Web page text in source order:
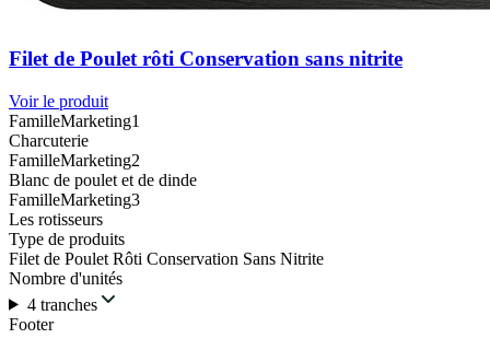
Filet de Poulet rôti Conservation sans nitrite
Voir le produit
FamilleMarketing1
Charcuterie
FamilleMarketing2
Blanc de poulet et de dinde
FamilleMarketing3
Les rotisseurs
Type de produits
Filet de Poulet Rôti Conservation Sans Nitrite
Nombre d'unités
4 tranches
Footer